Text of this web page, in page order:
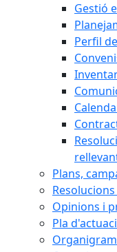
Gestió
Perfil
Plans,
Opinions i
Pla